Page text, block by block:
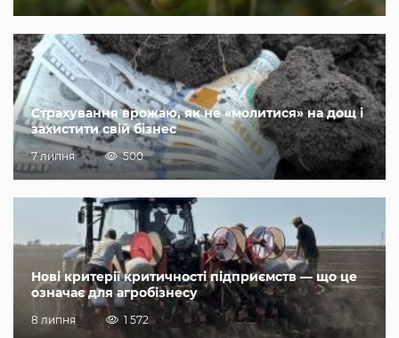
Страхування врожаю, як не «молитися» на дощ і
захистити свій бізнес
7 липня 500
Нові критерії критичності підприємств — що це
означає для агробізнесу
8 липня 1 572